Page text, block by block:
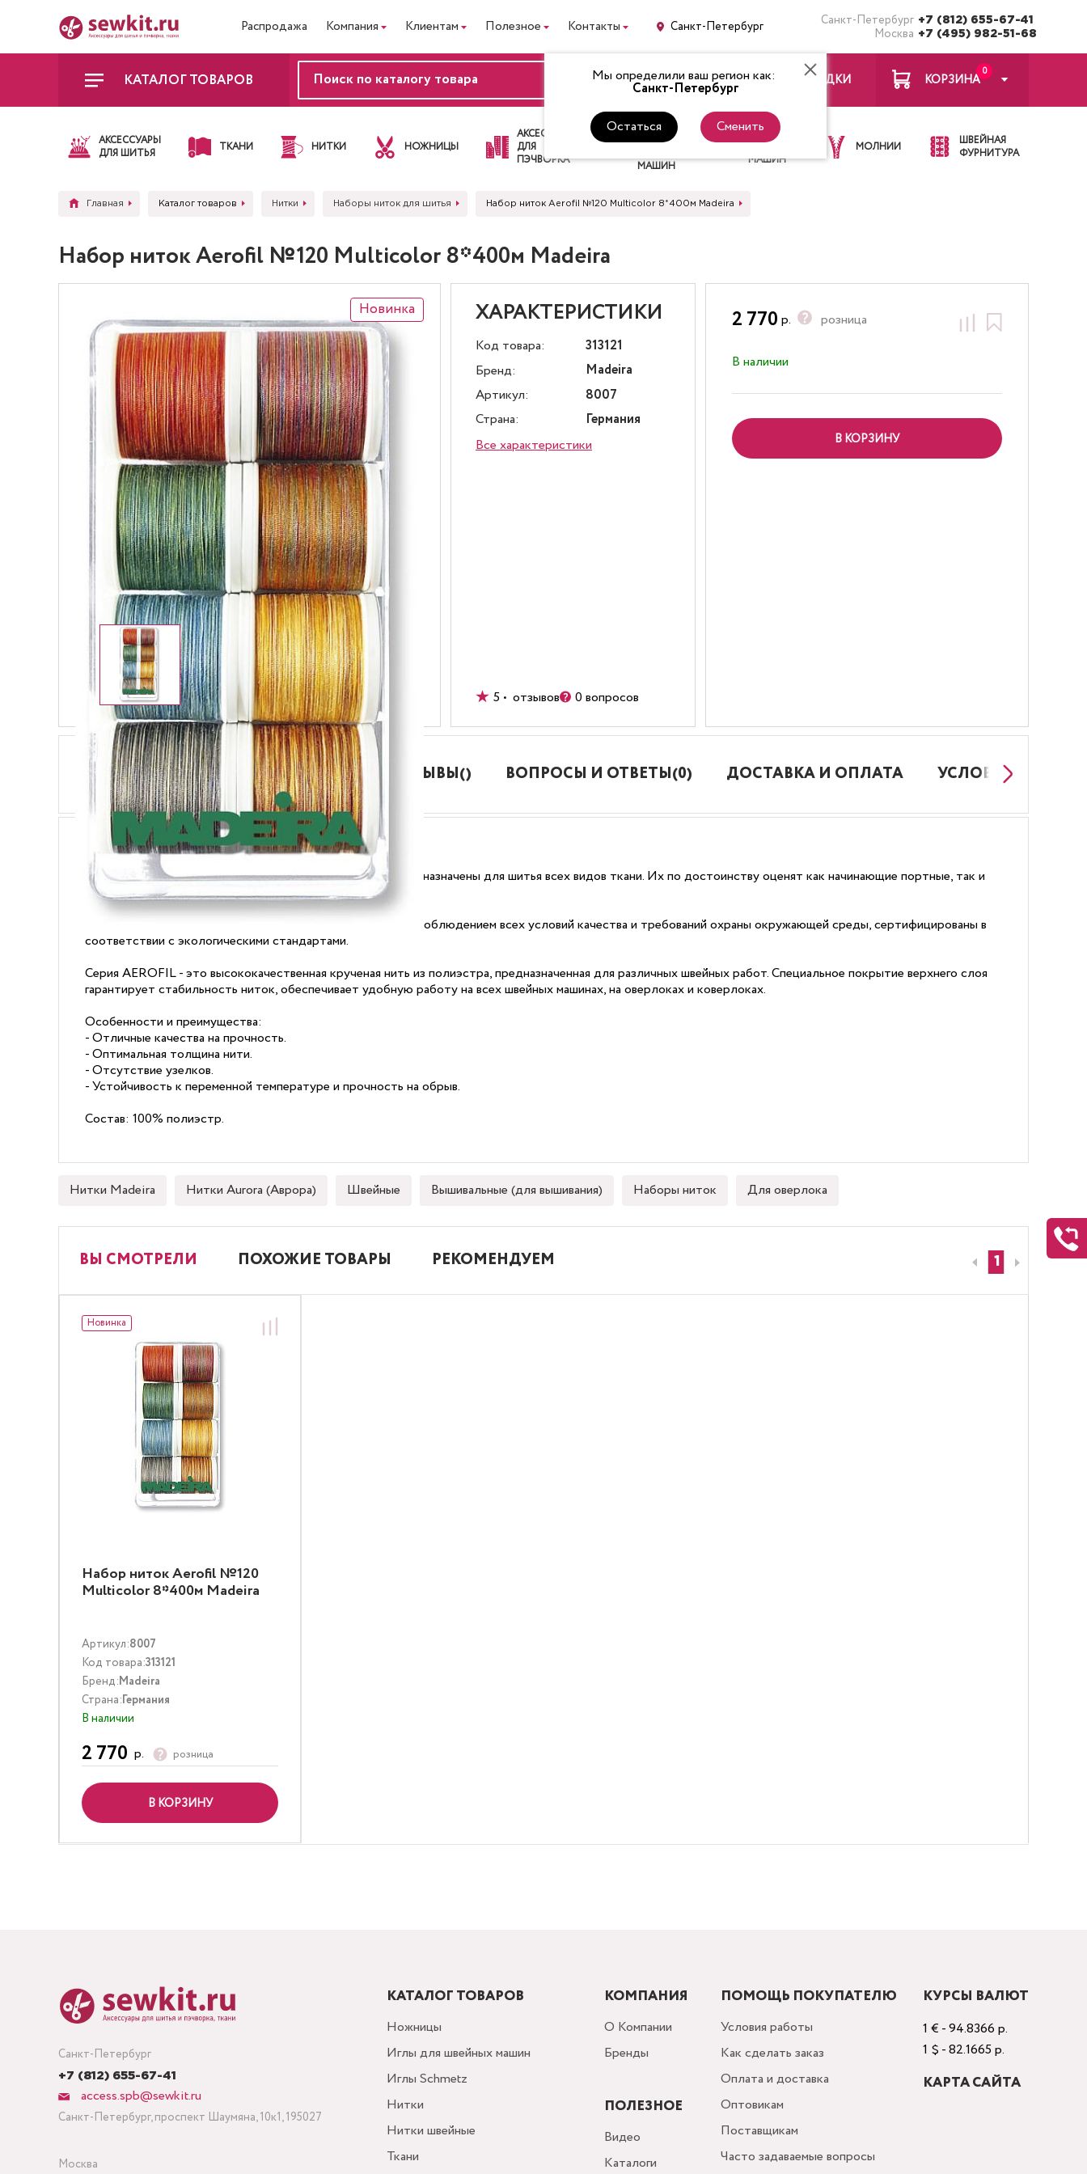
Распродажа Компания Клиентам Полезное Контакты Санкт-Петербург Санкт-Петербург +7 (812) 655-67-41
Москва +7 (495) 982-51-68
Мы определили ваш регион как:
Санкт-Петербург
Остаться Сменить
КАТАЛОГ ТОВАРОВ ВХОД ЗАКЛАДКИ
0
КОРЗИНА
АКСЕССУАРЫ
ДЛЯ ШИТЬЯ
ТКАНИ НИТКИ НОЖНИЦЫ
АКСЕССУАРЫ
ДЛЯ
ПЭЧВОРКА
ЛАПКИ
ДЛЯ
МАШИН
ИГЛЫ ДЛЯ
ШВЕЙНЫХ
МАШИН
МОЛНИИ
ШВЕЙНАЯ
ФУРНИТУРА
Главная Каталог товаров Нитки Наборы ниток для шитья Набор ниток Aerofil №120 Multicolor 8*400м Madeira
Набор ниток Aerofil №120 Multicolor 8*400м Madeira
Новинка ХАРАКТЕРИСТИКИ
Код товара:
313121
Бренд:
Madeira
Артикул:
8007
Страна:
Германия
Все характеристики
5 • отзывов 0 вопросов
2 770 р. розница
В наличии
В КОРЗИНУ
ОПИСАНИЕ ХАРАКТЕРИСТИКИ ОТЗЫВЫ() ВОПРОСЫ И ОТВЕТЫ(0) ДОСТАВКА И ОПЛАТА УСЛОВИЯ РАБОТЫ
Набор Aerofil №120 Multicolor 8*400м
Нитки швейные Madeira Aerofil № 120 универсальные предназначены для шитья всех видов ткани. Их по достоинству оценят как начинающие портные, так и
профессионалы.
Нити MADEIRA производятся под строгим контролем, с соблюдением всех условий качества и требований охраны окружающей среды, сертифицированы в
соответствии с экологическими стандартами.
Серия AEROFIL - это высококачественная крученая нить из полиэстра, предназначенная для различных швейных работ. Специальное покрытие верхнего слоя
гарантирует стабильность ниток, обеспечивает удобную работу на всех швейных машинах, на оверлоках и коверлоках.
Особенности и преимущества:
- Отличные качества на прочность.
- Оптимальная толщина нити.
- Отсутствие узелков.
- Устойчивость к переменной температуре и прочность на обрыв.
Состав: 100% полиэстр.
Нитки Madeira Нитки Aurora (Аврора) Швейные Вышивальные (для вышивания) Наборы ниток Для оверлока
ВЫ СМОТРЕЛИ ПОХОЖИЕ ТОВАРЫ РЕКОМЕНДУЕМ
Новинка
Набор ниток Aerofil №120
Multicolor 8*400м Madeira
Артикул:8007
Код товара:313121
Бренд:Madeira
Страна:Германия
В наличии
2 770 р. розница
В КОРЗИНУ
1
Санкт-Петербург
+7 (812) 655-67-41
access.spb@sewkit.ru
Санкт-Петербург, проспект Шаумяна, 10к1, 195027
Москва
КАТАЛОГ ТОВАРОВ
Ножницы
Иглы для швейных машин
Иглы Schmetz
Нитки
Нитки швейные
Ткани
КОМПАНИЯ
О Компании
Бренды
ПОЛЕЗНОЕ
Видео
Каталоги
ПОМОЩЬ ПОКУПАТЕЛЮ
Условия работы
Как сделать заказ
Оплата и доставка
Оптовикам
Поставщикам
Часто задаваемые вопросы
КУРСЫ ВАЛЮТ
1 € - 94.8366 р.
1 $ - 82.1665 р.
КАРТА САЙТА